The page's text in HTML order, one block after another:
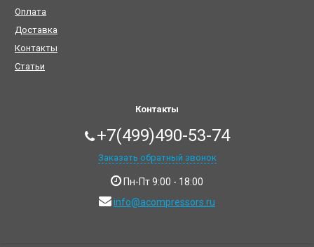
Оплата
Доставка
Контакты
Статьи
Контакты
+7(499)490-53-74
Заказать обратный звонок
Пн-Пт 9:00 - 18:00
info@acompressors.ru